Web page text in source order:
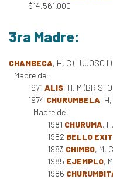
$14.561.000
3ra Madre:
CHAMBECA, H, C (LUJOSO
Madre de:
1971 ALIS, H, M
1974 CHURUMBELA,
Madre de:
1981 CHURUMA,
1982 BELLO
1983 CHIMBO, M,
1985 EJEMPLO,
1986